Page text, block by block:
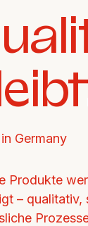
Germany
Produkte
– qualitativ,